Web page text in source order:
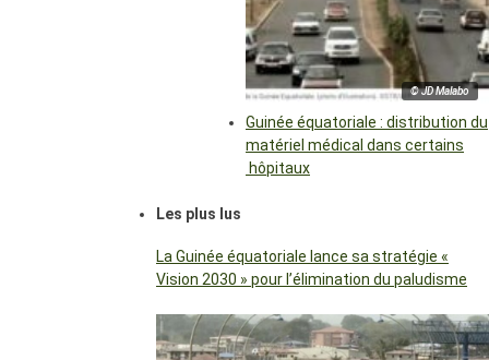
© JD Malabo
Guinée équatoriale : distribution du
matériel médical dans certains
hôpitaux
Les plus lus
La Guinée équatoriale lance sa stratégie «
Vision 2030 » pour l’élimination du paludisme